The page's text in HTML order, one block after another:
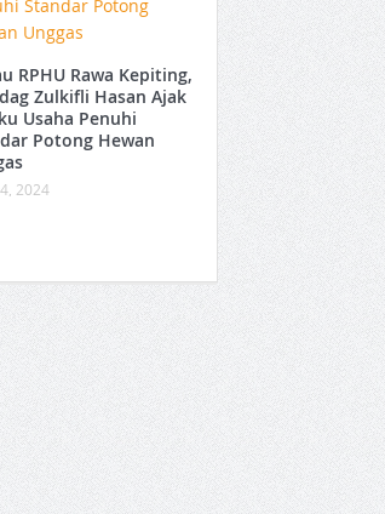
RPHU Rawa Kepiting,
Zulkifli Hasan Ajak
Usaha Penuhi
Potong Hewan
2024